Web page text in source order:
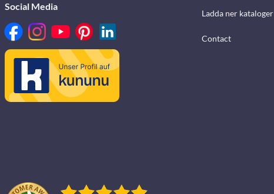
Social Media
Ladda ner kataloger
Contact